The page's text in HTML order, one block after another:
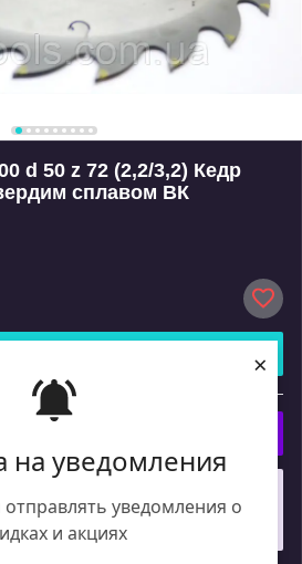
на уведомления
уведомления о
и акциях
×
d 50 z 72 (2,2/3,2) Кедр
сплавом ВК
або